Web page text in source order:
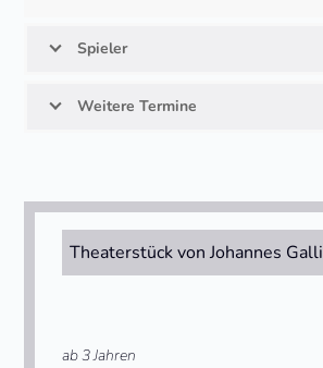
Spieler
Weitere Termine
Theaterstück von Johannes Galli
ab 3 Jahren